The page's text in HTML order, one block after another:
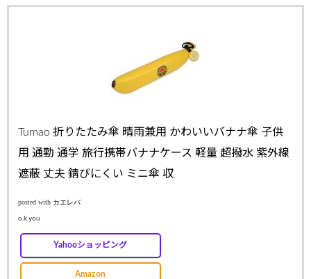
Tumao 折りたたみ傘 晴雨兼用 かわいいバナナ傘 子供
用 通勤 通学 旅行携帯バナナケース 軽量 超撥水 紫外線
遮蔽 丈夫 錆びにくい ミニ傘 収
posted with カエレバ
o.k.you
Yahooショッピング
Amazon